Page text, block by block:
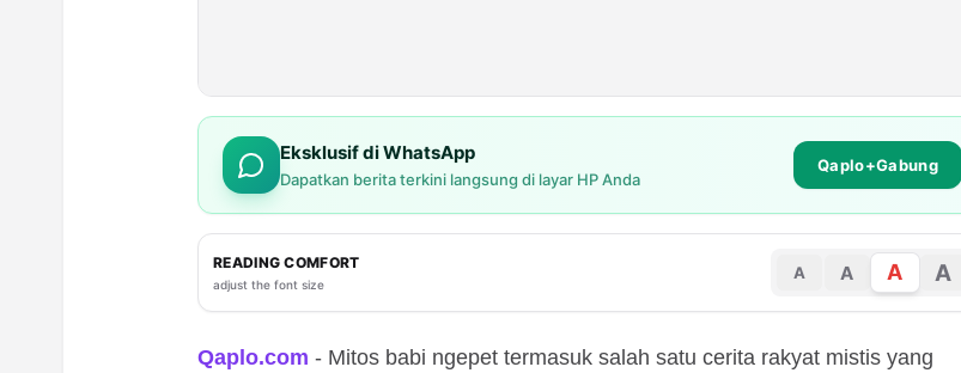
Eksklusif di WhatsApp
Dapatkan berita terkini langsung di layar HP Anda
Qaplo+Gabung
READING COMFORT
adjust the font size
A A A A
Qaplo.com - Mitos babi ngepet termasuk salah satu cerita rakyat mistis yang